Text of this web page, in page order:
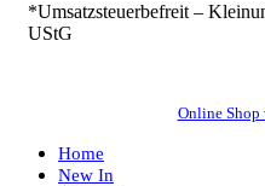
*Umsatzsteuerbefreit –
UStG
Online Shop
Home
New In